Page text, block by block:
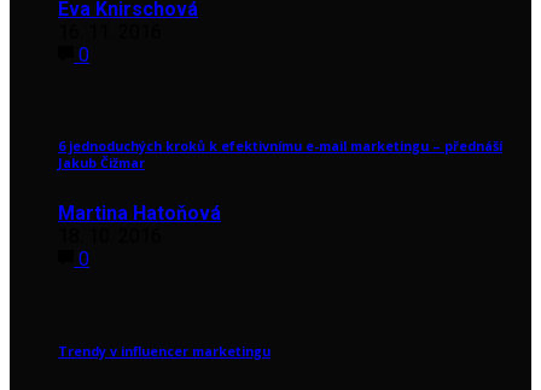
Eva Knirschová
0
6 jednoduchých kroků k efektivnímu e-mail marketingu – přednáší
Jakub Čižmar
Martina Hatoňová
0
Trendy v influencer marketingu